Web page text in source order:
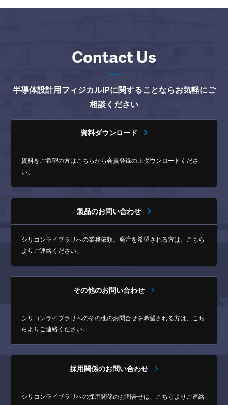
Contact Us
半導体設計用フィジカルIPに関することならお気軽にご
相談ください
資料ダウンロード
資料をご希望の方はこちらから会員登録の上ダウンロードくださ
い。
製品のお問い合わせ
シリコンライブラリへの業務依頼、発注を希望される方は、 こちら
よりご連絡ください。
その他のお問い合わせ
シリコンライブラリへのその他のお問合せを希望される方は、 こち
らよりご連絡ください。
採用関係のお問い合わせ
シリコンライブラリへの採用関係のお問合せは、 こちらよりご連絡